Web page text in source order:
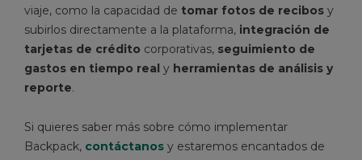
viaje, como la capacidad de tomar fotos de recibos y
subirlos directamente a la plataforma, integración de
tarjetas de crédito corporativas, seguimiento de
gastos en tiempo real y herramientas de análisis y
reporte.
Si quieres saber más sobre cómo implementar
Backpack, contáctanos y estaremos encantados de